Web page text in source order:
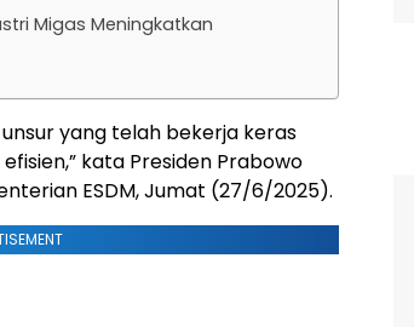
Migas Meningkatkan
yang telah bekerja keras
kata Presiden Prabowo
ESDM, Jumat (27/6/2025).